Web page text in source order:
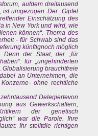
aufdem dreitausend
umgezogen. Der „Gipfel
Einschätzung des
in New York und wird, wie
können“. Thema des
- für Schwab sind das
künftignoch möglich
Denn der Staat, der „für
für „ungehinderten
Globalisierung brauchtfreie
an Unternehmen, die
ohne rechtliche
Delegiertevon
aus Gewerkschaftern,
Kritikern der genetisch
war die Parole. Ihre
Ihr stelltdie richtigen